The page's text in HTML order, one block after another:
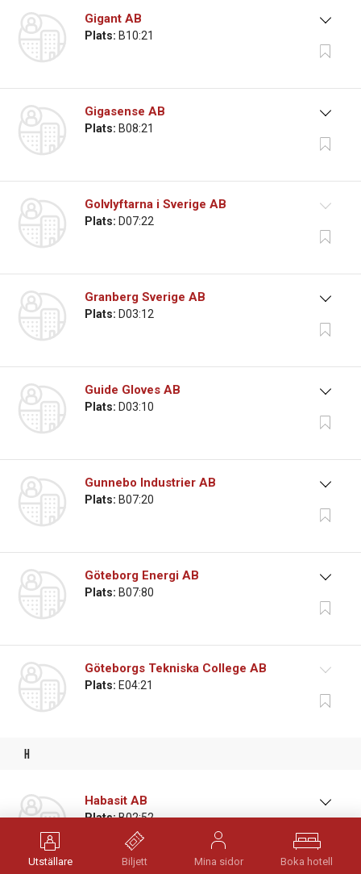
Gigant AB
Plats: B10:21
Gigasense AB
Plats: B08:21
Golvlyftarna i Sverige AB
Plats: D07:22
Granberg Sverige AB
Plats: D03:12
Guide Gloves AB
Plats: D03:10
Gunnebo Industrier AB
Plats: B07:20
Göteborg Energi AB
Plats: B07:80
Göteborgs Tekniska College AB
Plats: E04:21
h
Habasit AB
Plats:B02:52
Utställare Biljett Mina sidor Boka hotell